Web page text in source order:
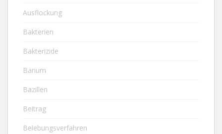
Ausflockung
Bakterien
Bakterizide
Barium
Bazillen
Beitrag
Belebungsverfahren